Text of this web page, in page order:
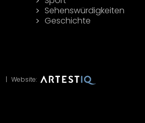
Sehenswürdigkeiten
Geschichte
Website: